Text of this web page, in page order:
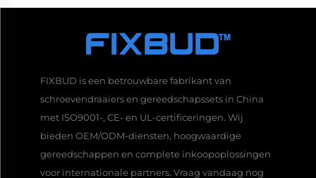
FIXBUD is een betrouwbare fabrikant van
schroevendraaiers en gereedschapssets in China
met ISO9001-, CE- en UL-certificeringen. Wij
bieden OEM/ODM-diensten, hoogwaardige
gereedschappen en complete inkoopoplossingen
voor internationale partners. Vraag vandaag nog